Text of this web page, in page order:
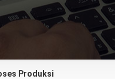
Produksi